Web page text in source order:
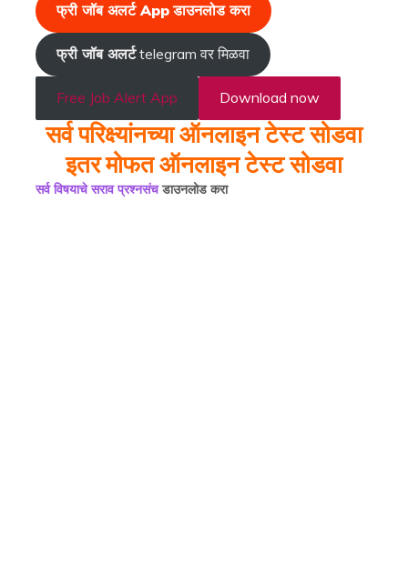
फ्री जॉब अलर्ट App डाउनलोड करा
फ्री जॉब अलर्टtelegram वर मिळवा
Free Job Alert App Download now
सर्व परिक्ष्यांनच्या ऑनलाइन टेस्ट सोडवा
इतर मोफत ऑनलाइन टेस्ट सोडवा
सर्व विषयाचे सराव प्रश्नसंचडाउनलोड करा